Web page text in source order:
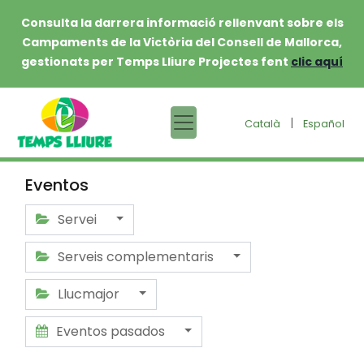
Consulta la darrera informació rellenvant sobre els
Campaments de la Victòria del Consell de Mallorca,
gestionats per Temps Lliure Projectes fent clic aquí
Català | Español
Eventos
Servei
Serveis complementaris
Llucmajor
Eventos pasados